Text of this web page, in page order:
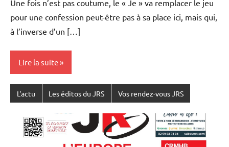
Une fois n’est pas coutume, le « Je » va remplacer le jeu
pour une confession peut-être pas à sa place ici, mais qui,
à l’inverse d’un […]
Lire la suite
L'actu Les éditos du JRS Vos rendez-vous JRS